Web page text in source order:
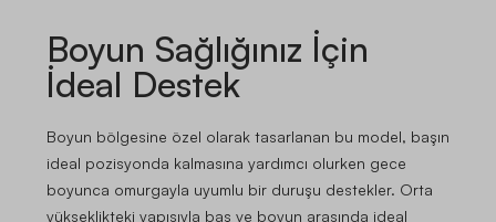
Boyun Sağlığınız İçin
İdeal Destek
Boyun bölgesine özel olarak tasarlanan bu model, başın
ideal pozisyonda kalmasına yardımcı olurken gece
boyunca omurgayla uyumlu bir duruşu destekler. Orta
yükseklikteki yapısıyla baş ve boyun arasında ideal